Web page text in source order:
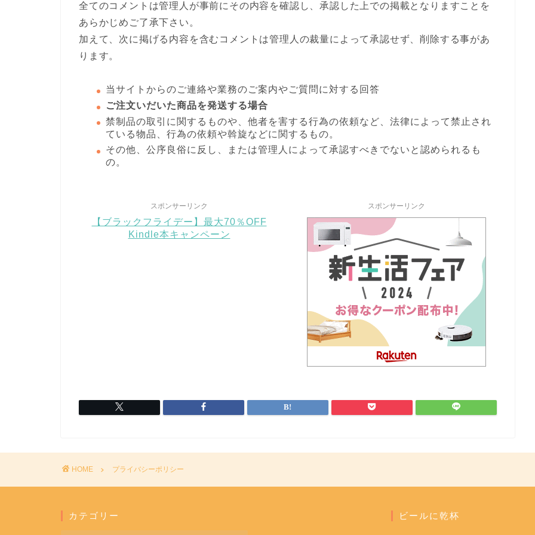
全てのコメントは管理人が事前にその内容を確認し、承認した上での掲載となりますことを
あらかじめご了承下さい。
加えて、次に掲げる内容を含むコメントは管理人の裁量によって承認せず、削除する事があ
ります。
当サイトからのご連絡や業務のご案内やご質問に対する回答
ご注文いだいた商品を発送する場合
禁制品の取引に関するものや、他者を害する行為の依頼など、法律によって禁止され
ている物品、行為の依頼や斡旋などに関するもの。
その他、公序良俗に反し、または管理人によって承認すべきでないと認められるも
の。
スポンサーリンク
【ブラックフライデー】最大70％OFF
Kindle本キャンペーン
スポンサーリンク
HOME プライバシーポリシー
カテゴリー ビールに乾杯